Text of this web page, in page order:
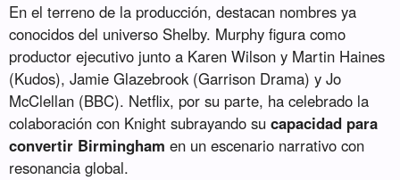
En el terreno de la producción, destacan nombres ya
conocidos del universo Shelby. Murphy figura como
productor ejecutivo junto a Karen Wilson y Martin Haines
(Kudos), Jamie Glazebrook (Garrison Drama) y Jo
McClellan (BBC). Netflix, por su parte, ha celebrado la
colaboración con Knight subrayando sucapacidad para
convertir Birmingham en un escenario narrativo con
resonancia global.